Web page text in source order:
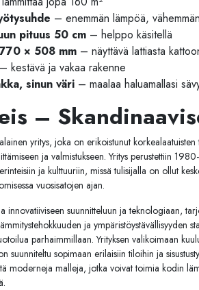
– enemmän lämpöä,
pituus 50 cm – helppo käsitellä
× 508 mm – näyttävä lattiasta
– kestävä ja vakaa rakenne
sinun väri – maalaa haluamallasi
–
yritys, joka on erikoistunut
ja valmistukseen. Yritys perustettiin
ja kulttuuriin, missä tulisijalla on ollut
vuosisatojen ajan.
innovatiiviseen suunnitteluun ja teknologiaan,
ja ympäristöystävällisyyden
parhaimmillaan. Yrityksen valikoimaan
suunniteltu sopimaan erilaisiin tiloihin ja
moderneja malleja, jotka voivat toimia kodin